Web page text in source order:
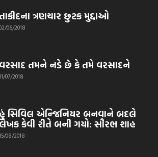
તાકીદના ત્રણચાર છુટક મુદ્દાઓ
06/2018
વરસાદ તમને નડે છે કે તમે વરસાદને
07/2018
હું સિવિલ એન્જિનિયર બનવાને બદલે
લેખક કેવી રીતે બની ગયો: સૌરભ શાહ
08/2018